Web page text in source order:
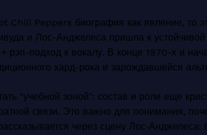
Chili Peppers биография как явление, то
и Лос-Анджелеса пришла к
+ рэп-подход к вокалу. В конце 1970-х и
хард-рока и зарождавшейся
"учебной зоной": состав и роли еще
связи. Это важно для понимания,
через сцену